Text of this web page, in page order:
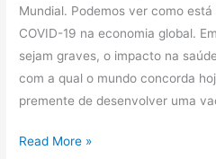
Mundial. Podemos ver como
COVID-19 na economia global.
sejam graves, o impacto na
com a qual o mundo concorda
premente de desenvolver uma
Read More »